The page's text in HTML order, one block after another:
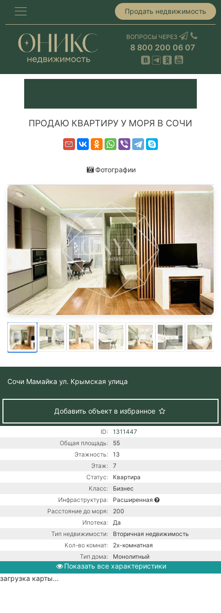
Продать недвижимость
ВОПРОСЫ ЧЕРЕЗ
8 800 200 06 07
ПРОДАЮ КВАРТИРУ У МОРЯ В СОЧИ
Фотографии
Сочи Мамайка ул. Крымская улица
Добавить объект в избранное
ID:
1311447
Общая площадь:
55
Этажность:
13
Этаж:
7
Статус:
Квартира
Класс:
Бизнес
Инфраструктура:
Расширенная
Расстояние до моря:
200
Ипотека:
Да
Тип недвижимости:
Вторичная недвижимость
Кол-во комнат:
2х-комнатная
Тип дома:
Монолитный
Ремонт:
С ремонтом
Показать все характеристики
загрузка карты...